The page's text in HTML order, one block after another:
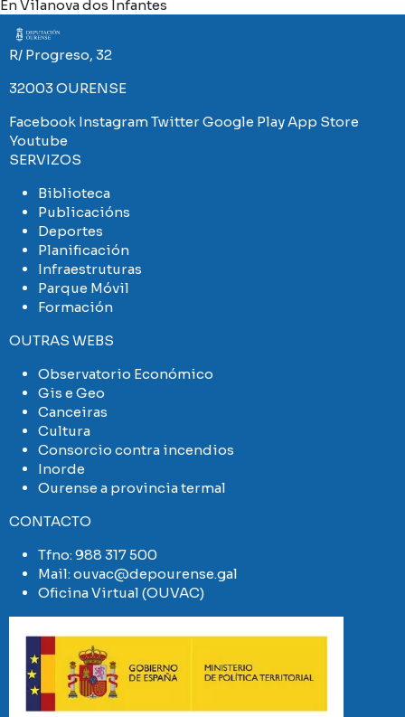
En Vilanova dos Infantes
Imaxe
R/ Progreso, 32
32003 OURENSE
Facebook InstagramTwitterGoogle PlayApp Store
Youtube
SERVIZOS
Biblioteca
Publicacións
Deportes
Planificación
Infraestruturas
Parque Móvil
Formación
OUTRAS WEBS
Observatorio Económico
Gis e Geo
Canceiras
Cultura
Consorcio contra incendios
Inorde
Ourense a provincia termal
CONTACTO
Tfno:988 317 500
Mail:ouvac@depourense.gal
Oficina Virtual (OUVAC)